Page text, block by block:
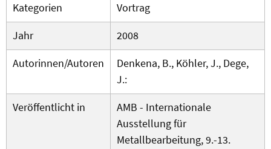
Kategorien
Vortrag
Jahr
2008
Autorinnen/Autoren
Denkena, B., Köhler, J., Dege,
J.:
Veröffentlicht in
AMB - Internationale
Ausstellung für
Metallbearbeitung, 9.-13.